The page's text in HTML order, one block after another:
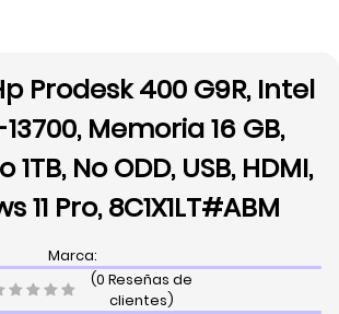
Prodesk 400 G9R, Intel
Memoria 16 GB,
No ODD, USB, HDMI,
11 Pro, 8C1X1LT#ABM
Marca:
(0 Reseñas de
clientes)